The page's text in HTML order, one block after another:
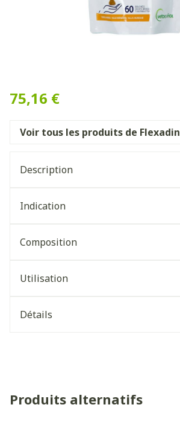
75,16 €
Voir tous les produits de Flexadin
Description
Indication
Composition
Utilisation
Détails
Produits alternatifs